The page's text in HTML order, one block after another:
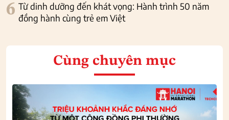
6 Từ dinh dưỡng đến khát vọng: Hành trình 50 năm
đồng hành cùng trẻ em Việt
Cùng chuyên mục